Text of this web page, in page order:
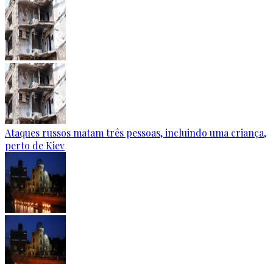
Ataques russos matam três pessoas, incluindo uma criança,
perto de Kiev